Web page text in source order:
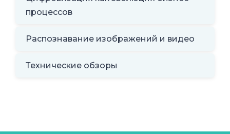
процессов
Распознавание изображений и видео
Технические обзоры